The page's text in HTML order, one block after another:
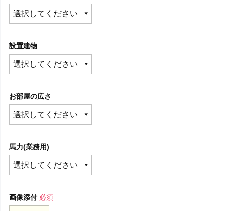
設置建物
お部屋の広さ
馬力(業務用)
画像添付 必須